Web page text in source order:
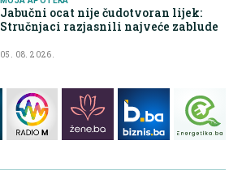
Jabučni ocat nije čudotvoran lijek:
Stručnjaci razjasnili najveće zablude
05. 08. 2026.